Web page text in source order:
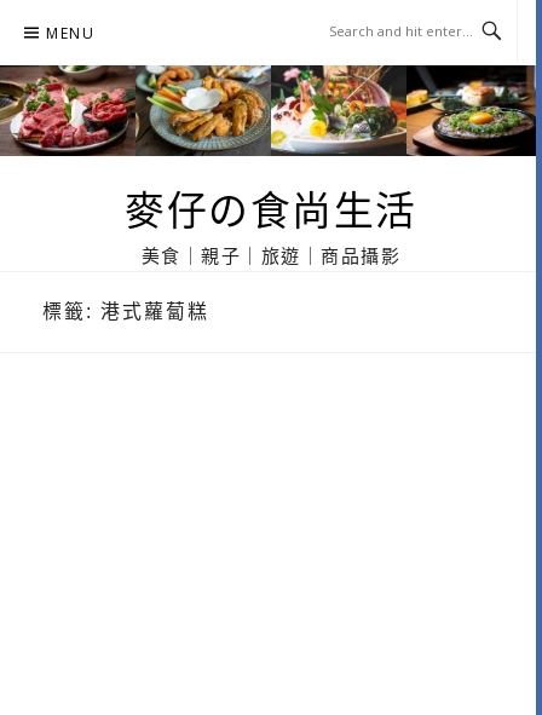
content
MENU
麥仔の食尚生活
美食｜親子｜旅遊｜商品攝影
標籤: 港式蘿蔔糕